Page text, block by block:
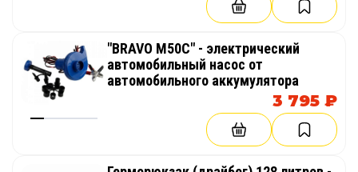
"BRAVO M50C" - электрический
автомобильный насос от
автомобильного аккумулятора
3 795 ₽